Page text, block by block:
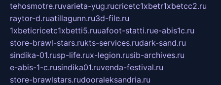
tehosmotre.ruvarieta-yug.rucricetc1xbetr1xbetcc2.ru
raytor-d.ruatillagunn.ru3d-file.ru
1xbeticricetc1xbetti5.ruuafoot-statti.rue-abis1c.ru
store-brawl-stars.rukts-services.rudark-sand.ru
sindika-01.rusp-life.rux-legion.rusib-archives.ru
e-abis-1-c.rusindika01.ruvenda-festival.ru
store-brawlstars.rudooraleksandria.ru